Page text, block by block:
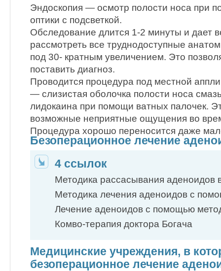
Эндоскопия — осмотр полости носа при
оптики с подсветкой.
Обследование длится 1-2 минуты и дает
рассмотреть все труднодоступные
под 30- кратным увеличением. Это
поставить диагноз.
Проводится процедура под местной
— слизистая оболочка полости носа
лидокаина при помощи ватных палочек.
возможные неприятные ощущения во
Процедура хорошо переносится даже
Безоперационное лечение
4 ссылок
Методика рассасывания
Методика лечения аденоидов с
Лечение аденоидов с помощью
Комво-терапия доктора Богача
Медицинские учреждения, в
безоперационное лечение